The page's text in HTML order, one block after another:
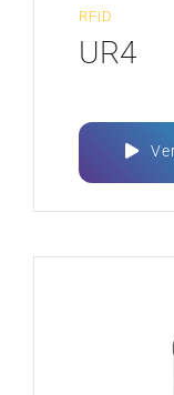
RFID
UR4